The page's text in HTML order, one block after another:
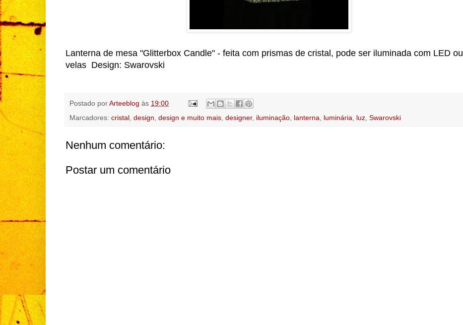
Lanterna de mesa "Glitterbox Candle" - feita com prismas de cristal, pode ser iluminada com LED ou
velas Design: Swarovski
Postado porArteeblog às 19:00
Marcadores: cristal design design e muito mais designer, iluminação lanterna luminária luz Swarovski
Nenhum comentário:
Postar um comentário